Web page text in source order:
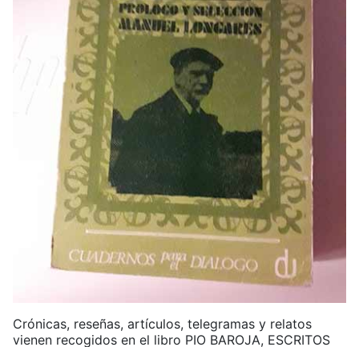
Crónicas, reseñas, artículos, telegramas y relatos
vienen recogidos en el libro PIO BAROJA, ESCRITOS